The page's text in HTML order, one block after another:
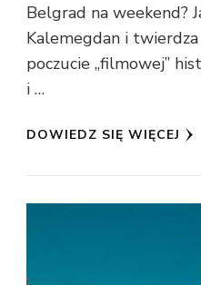
Belgrad na weekend?
Kalemegdan i
poczucie „filmowej”
i …
DOWIEDZ SIĘ WIĘCEJ